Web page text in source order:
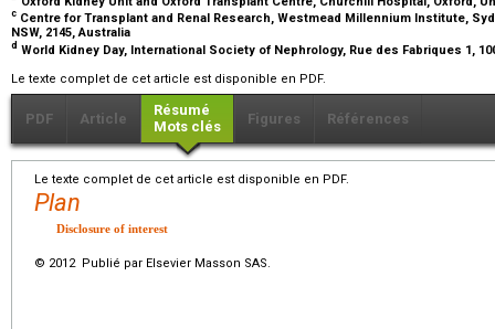
c Centre for Transplant and Renal Research, Westmead Millennium Institute,
NSW, 2145, Australia
d World Kidney Day, International Society of Nephrology, Rue des Fabriques 1,
Le texte complet de cet article est disponible en PDF.
PDF Article
Résumé
Mots clés
Figures Références
Le texte complet de cet article est disponible en PDF.
Plan
Disclosure of interest
© 2012 Publié par Elsevier Masson SAS.